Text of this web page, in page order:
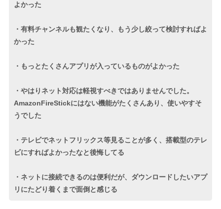
よかった
・有料チャンネルも観たくなり、もう少し絞って検討すればよ
かった
・もっとたくさんアプリが入っているものがよかった
・やはりネット対応は軽視すべきではありませんでした。
AmazonFireStickにはない機能がたくさんあり、使いやすそ
うでした
・テレビでネットフリックス等見ることが多く、搭載型のテレ
ビにすればよかったなと後悔してる
・ネットに接続できるのは便利だが、ダウンロードしたいアプ
リにたどり着くまで面倒と感じる